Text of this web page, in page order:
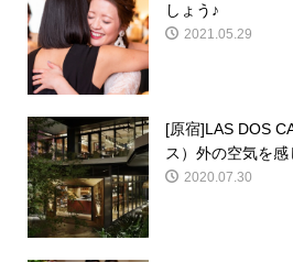
しょう♪
2021.05.29
[原宿]LAS DOS
ス）外の空気を感
2020.07.30